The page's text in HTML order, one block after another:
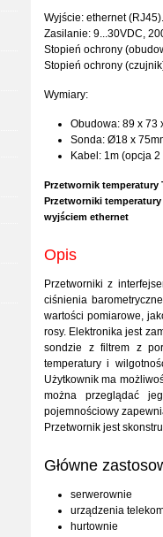
Wyjście: ethernet (RJ45).
Zasilanie: 9...30VDC,
Stopień ochrony
Stopień ochrony
Wymiary:
Obudowa: 89 x 73
Sonda: Ø18 x
Kabel: 1m (opcja
Przetwornik temperatury
Przetworniki temperatury
wyjściem ethernet
Opis
Przetworniki z
ciśnienia
wartości pomiarowe,
rosy. Elektronika jest
sondzie z filtrem z
temperatury i
Użytkownik ma
można przeglądać
pojemnościowy
Przetwornik jest
Główne
serwerownie
urządzenia
hurtownie